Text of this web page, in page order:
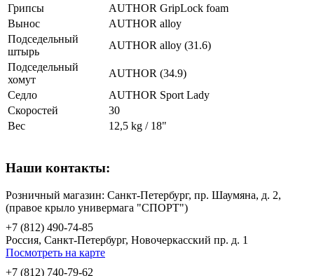
Грипсы
AUTHOR GripLock foam
Вынос
AUTHOR alloy
Подседельный
штырь
AUTHOR alloy (31.6)
Подседельный
хомут
AUTHOR (34.9)
Седло
AUTHOR Sport Lady
Скоростей
30
Вес
12,5 kg / 18"
Наши контакты:
Розничный магазин: Санкт-Петербург, пр. Шаумяна, д. 2,
(правое крыло универмага "СПОРТ")
+7 (812) 490-74-85
Россия, Санкт-Петербург, Новочеркасский пр. д. 1
Посмотреть на карте
+7 (812) 740-79-62